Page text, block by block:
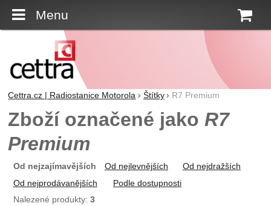
Menu
Cettra.cz | Radiostanice Motorola Štítky R7 Premium
Zboží označené jako R7
Premium
Od nejzajímavějších Od nejlevnějších
Od nejdražších
Od nejprodávanějších
Podle dostupnosti
Nalezené produkty: 3